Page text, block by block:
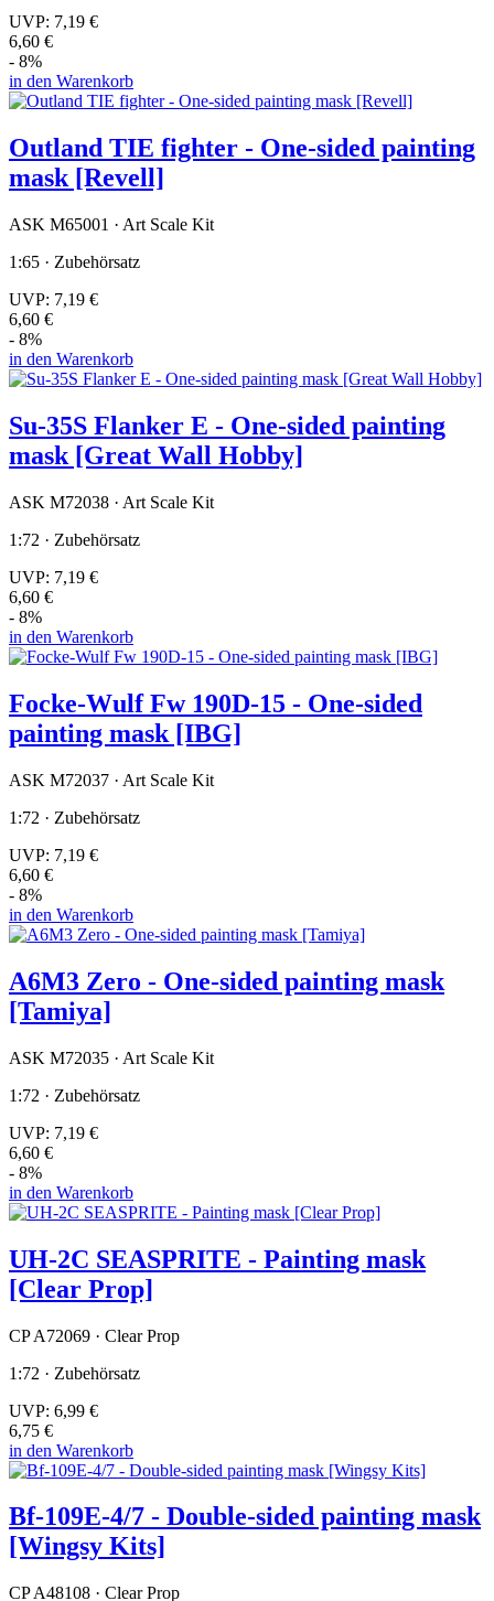
UVP: 7,19 €
6,60 €
- 8%
in den Warenkorb
Outland TIE fighter - One-sided painting
mask [Revell]
ASK M65001 · Art Scale Kit
1:65 · Zubehörsatz
UVP: 7,19 €
6,60 €
- 8%
in den Warenkorb
Su-35S Flanker E - One-sided painting
mask [Great Wall Hobby]
ASK M72038 · Art Scale Kit
1:72 · Zubehörsatz
UVP: 7,19 €
6,60 €
- 8%
in den Warenkorb
Focke-Wulf Fw 190D-15 - One-sided
painting mask [IBG]
ASK M72037 · Art Scale Kit
1:72 · Zubehörsatz
UVP: 7,19 €
6,60 €
- 8%
in den Warenkorb
A6M3 Zero - One-sided painting mask
[Tamiya]
ASK M72035 · Art Scale Kit
1:72 · Zubehörsatz
UVP: 7,19 €
6,60 €
- 8%
in den Warenkorb
UH-2C SEASPRITE - Painting mask
[Clear Prop]
CP A72069 · Clear Prop
1:72 · Zubehörsatz
UVP: 6,99 €
6,75 €
in den Warenkorb
Bf-109E-4/7 - Double-sided painting mask
[Wingsy Kits]
CP A48108 · Clear Prop